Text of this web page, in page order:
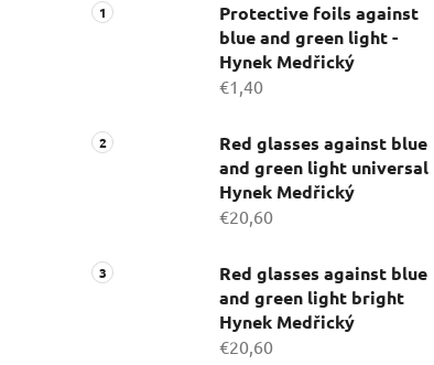
Protective foils against
blue and green light -
Hynek Medřický
€1,40
Red glasses against blue
and green light universal
Hynek Medřický
€20,60
Red glasses against blue
and green light bright
Hynek Medřický
€20,60